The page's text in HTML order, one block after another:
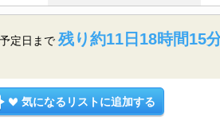
定日まで 残り約11日18時間15
気になるリストに追加する